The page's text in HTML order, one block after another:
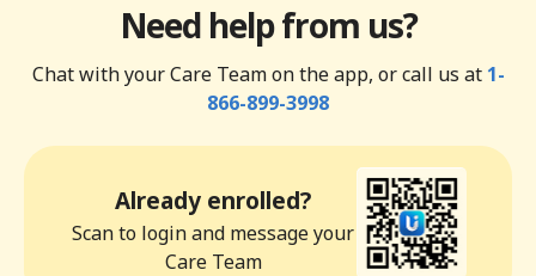
Need help from us?
Chat with your Care Team on the app, or call us at 1-
866-899-3998
Already enrolled?
Scan to login and message your
Care Team